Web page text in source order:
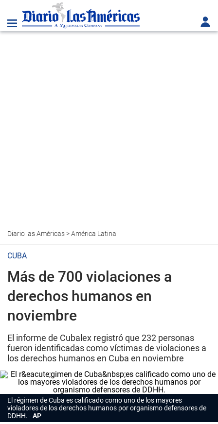
Diario las Américas>América Latina
CUBA
Más de 700 violaciones a
derechos humanos en
noviembre
El informe de Cubalex registró que 232 personas
fueron identificadas como víctimas de violaciones a
los derechos humanos en Cuba en noviembre
El régimen de Cuba es calificado como uno de los mayores
violadores de los derechos humanos por organismo defensores de
DDHH.
AP